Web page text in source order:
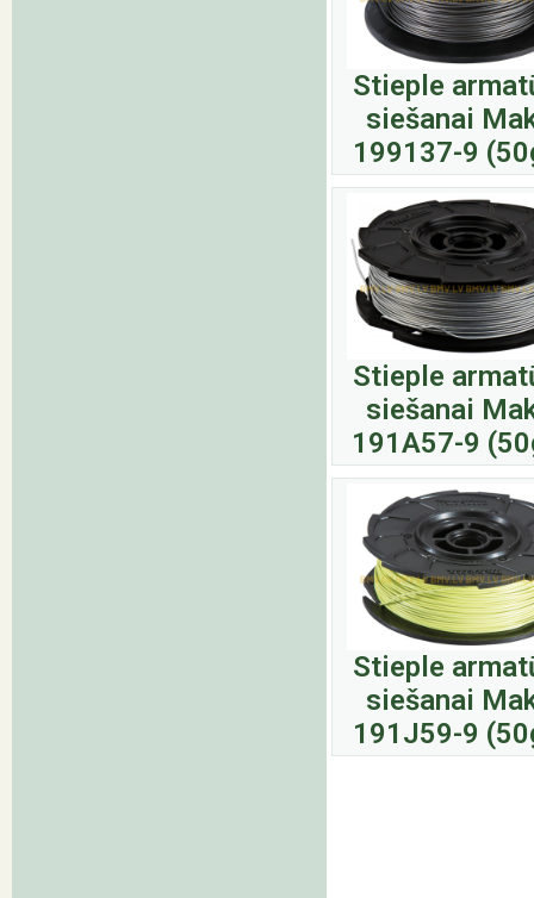
Stieple
siešanai
199137-9
Stieple
siešanai
191A57-9
Stieple
siešanai
191J59-9